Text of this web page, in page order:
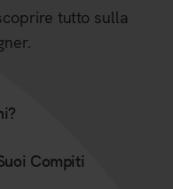
tutto sulla
Compiti